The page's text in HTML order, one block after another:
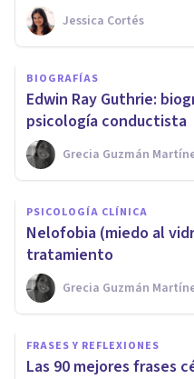
Jessica Cortés
BIOGRAFÍAS
Edwin Ray Guthrie:
psicología conductista
Grecia Guzmán
PSICOLOGÍA CLÍNICA
Nelofobia (miedo al
tratamiento
Grecia Guzmán
FRASES Y REFLEXIONES
Las 90 mejores frases